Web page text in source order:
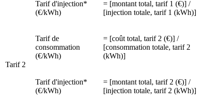
Tarif d'injection*
(€/kWh)
= [montant total, tarif 1 (€)] /
[injection totale, tarif 1 (kWh)]
Tarif 2
Tarif de
consommation
(€/kWh)
= [coût total, tarif 2 (€)] /
[consommation totale, tarif 2
(kWh)]
Tarif d'injection*
(€/kWh)
= [montant total, tarif 2 (€)] /
[injection totale, tarif 2 (kWh)]